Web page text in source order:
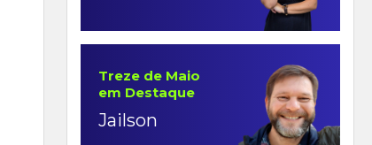
Treze de Maio
em Destaque
Jailson